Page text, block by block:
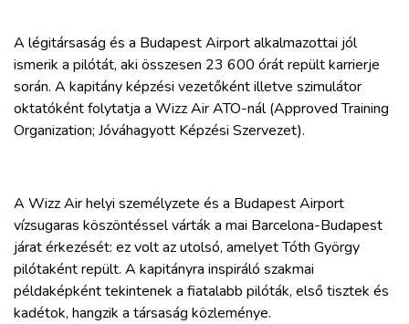
BELÉPÉS
REGISZTRÁCIÓ
A légitársaság és a Budapest Airport alkalmazottai jól
ismerik a pilótát, aki összesen 23 600 órát repült karrierje
során. A kapitány képzési vezetőként illetve szimulátor
oktatóként folytatja a Wizz Air ATO-nál (Approved Training
Organization; Jóváhagyott Képzési Szervezet).
A Wizz Air helyi személyzete és a Budapest Airport
vízsugaras köszöntéssel várták a mai Barcelona-Budapest
járat érkezését: ez volt az utolsó, amelyet Tóth György
pilótaként repült. A kapitányra inspiráló szakmai
példaképként tekintenek a fiatalabb pilóták, első tisztek és
kadétok, hangzik a társaság közleménye.